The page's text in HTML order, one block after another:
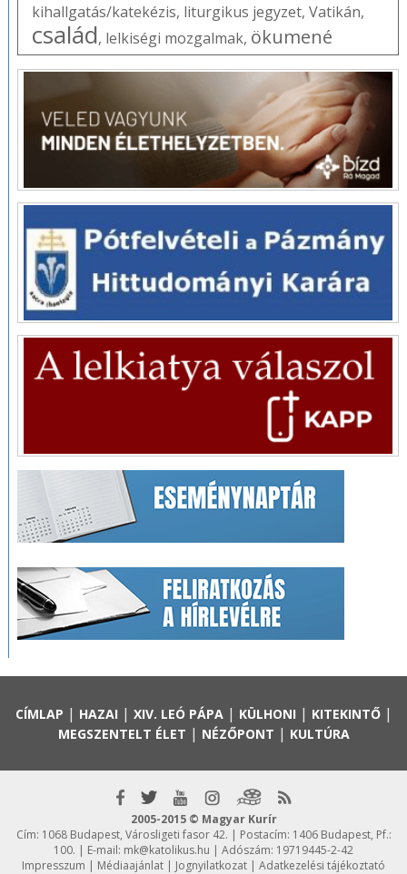
kihallgatás/katekézis, liturgikus jegyzet, Vatikán,
család, lelkiségi mozgalmak, ökumené
CÍMLAP | HAZAI | XIV. LEÓ PÁPA| KÜLHONI | KITEKINTŐ|
MEGSZENTELT ÉLET | NÉZŐPONT | KULTÚRA
2005-2015 © Magyar Kurír
Cím: 1068 Budapest, Városligeti fasor 42. | Postacím: 1406 Budapest, Pf.:
100. | E-mail: mk@katolikus.hu | Adószám: 19719445-2-42
Impresszum | Médiaajánlat | Jognyilatkozat | Adatkezelési tájékoztató